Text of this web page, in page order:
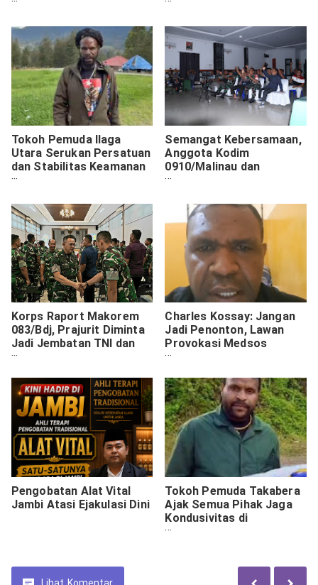
Juli 2026 ‎ ‎
Tokoh Pemuda Ilaga
Utara Serukan Persatuan
dan Stabilitas Keamanan
di Kabupaten Puncak
Semangat Kebersamaan,
Anggota Kodim
0910/Malinau dan
Masyarakat Nobar Penuh
Korps Raport Makorem
083/Bdj, Prajurit Diminta
Jadi Jembatan TNI dan
Masyarakat
Charles Kossay: Jangan
Jadi Penonton, Lawan
Provokasi Medsos
dengan Karya Nyata
Pengobatan Alat Vital
Jambi Atasi Ejakulasi Dini
Tokoh Pemuda Takabera
Ajak Semua Pihak Jaga
Kondusivitas di
Tembagapura